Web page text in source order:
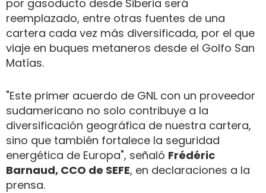
por gasoducto desde Siberia será
reemplazado, entre otras fuentes de una
cartera cada vez más diversificada, por el que
viaje en buques metaneros desde el Golfo San
Matías.
"Este primer acuerdo de GNL con un proveedor
sudamericano no solo contribuye a la
diversificación geográfica de nuestra cartera,
sino que también fortalece la seguridad
energética de Europa", señaló Frédéric
Barnaud, CCO de SEFE, en declaraciones a la
prensa.